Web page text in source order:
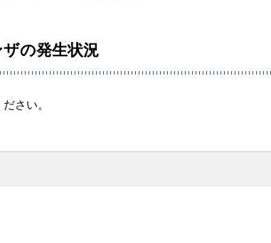
の発生状況
さい。